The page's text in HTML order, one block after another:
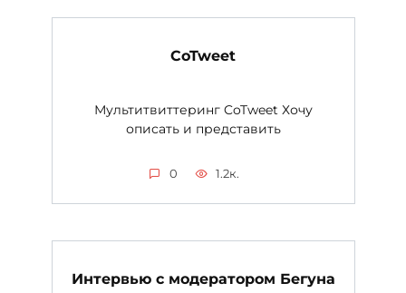
CoTweet
Мультитвиттеринг CoTweet Хочу
описать и представить
0 1.2к.
Интервью с модератором Бегуна